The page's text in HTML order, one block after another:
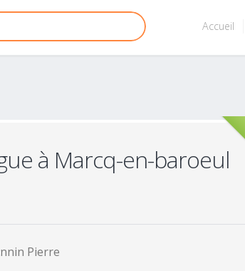
Accueil
à Marcq-en-baroeul
Pierre